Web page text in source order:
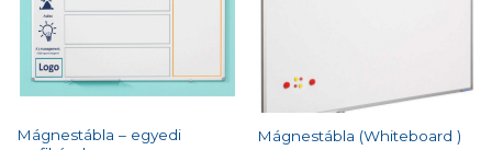
Mágnestábla – egyedi
Mágnestábla (Whiteboard )